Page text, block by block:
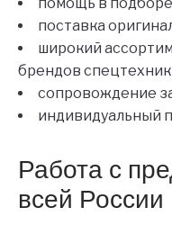
поставка
широкий
брендов
сопровождение
индивидуальный
Работа с
всей России